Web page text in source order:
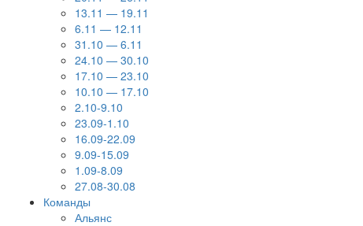
13.11 — 19.11
6.11 — 12.11
31.10 — 6.11
24.10 — 30.10
17.10 — 23.10
10.10 — 17.10
2.10-9.10
23.09-1.10
16.09-22.09
9.09-15.09
1.09-8.09
27.08-30.08
Команды
Альянс